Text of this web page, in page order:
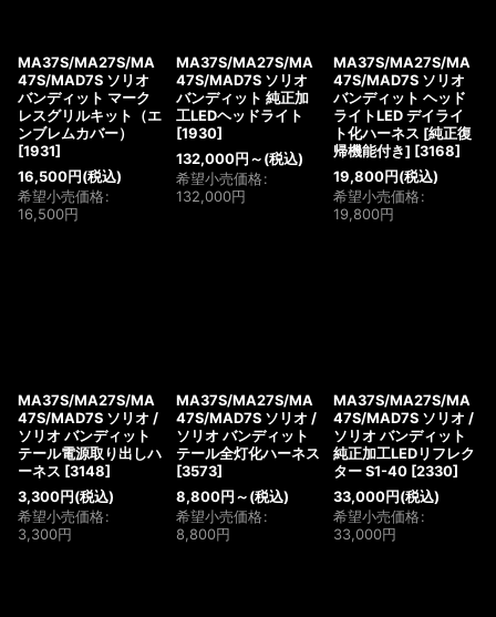
MA37S/MA27S/MA
47S/MAD7S ソリオ
バンディット マーク
レスグリルキット（エ
ンブレムカバー）
[1931]
16,500円 (税込)
希望小売価格:
16,500円
MA37S/MA27S/MA
47S/MAD7S ソリオ
バンディット 純正加
工LEDヘッドライト
[1930]
132,000円 ～ (税込)
希望小売価格:
132,000円
MA37S/MA27S/MA
47S/MAD7S ソリオ
バンディット ヘッド
ライトLED デイライ
ト化ハーネス [純正復
帰機能付き] [3168]
19,800円 (税込)
希望小売価格:
19,800円
MA37S/MA27S/MA
47S/MAD7S ソリオ /
ソリオ バンディット
テール電源取り出しハ
ーネス [3148]
3,300円 (税込)
希望小売価格:
3,300円
MA37S/MA27S/MA
47S/MAD7S ソリオ /
ソリオ バンディット
テール全灯化ハーネス
[3573]
8,800円 ～ (税込)
希望小売価格:
8,800円
MA37S/MA27S/MA
47S/MAD7S ソリオ /
ソリオ バンディット
純正加工LEDリフレク
ター S1-40 [2330]
33,000円 (税込)
希望小売価格:
33,000円